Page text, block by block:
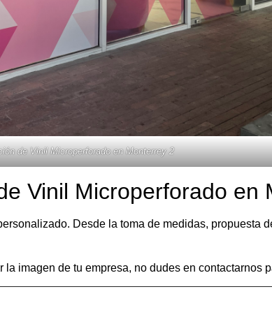
de Vinil Microperforado en Monterrey 2
Vinil Microperforado en
Desde la toma de medidas, propuesta
imagen de tu empresa, no dudes en contactarnos